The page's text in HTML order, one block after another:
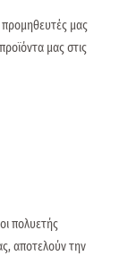
προμηθευτές μας
μας στις
πολυετής
αποτελούν την